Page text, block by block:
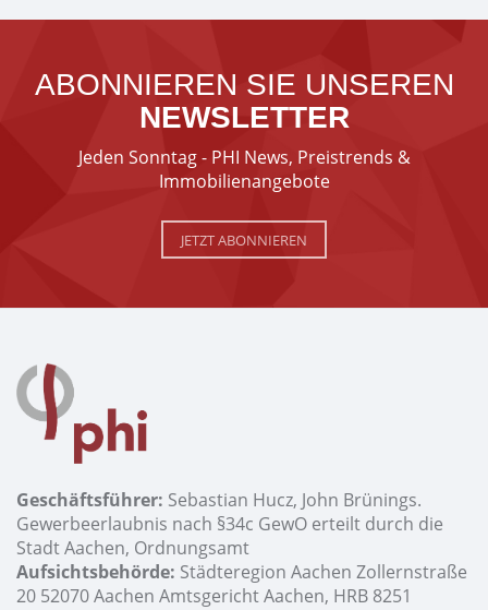
ABONNIEREN SIE UNSEREN
NEWSLETTER
Jeden Sonntag - PHI News, Preistrends &
Immobilienangebote
JETZT ABONNIEREN
Geschäftsführer: Sebastian Hucz, John Brünings.
Gewerbeerlaubnis nach §34c GewO erteilt durch die
Stadt Aachen, Ordnungsamt
Aufsichtsbehörde: Städteregion Aachen Zollernstraße
20 52070 Aachen Amtsgericht Aachen, HRB 8251